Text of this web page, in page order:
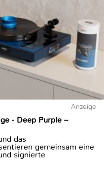
Anzeige
- Deep Purple –
das
gemeinsam eine
signierte